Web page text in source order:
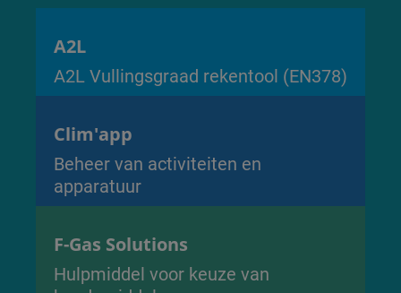
A2L
A2L Vullingsgraad rekentool (EN378)
Clim'app
Beheer van activiteiten en
apparatuur
F-Gas Solutions
Hulpmiddel voor keuze van